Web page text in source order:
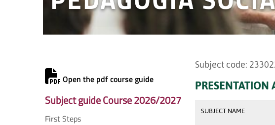
Open the pdf course guide
Subject guide Course 2026/2027
First Steps
Subject code:
SUBJECT NAME